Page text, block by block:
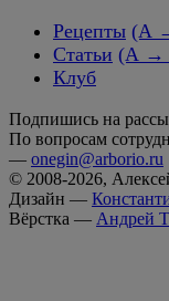
Рецепты (А
Статьи (А →
Клуб
Подпишись на
По вопросам
— onegin@arborio.ru
© 2008-2026,
Дизайн —
Вёрстка — Андрей